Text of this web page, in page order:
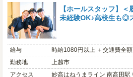
【ホールスタッフ】
未経験OK♪高校生も◎
給与
時給1080円以上 ＋交通費全額
勤務地
上越市
アクセス
妙高はねうまライン 南高田駅